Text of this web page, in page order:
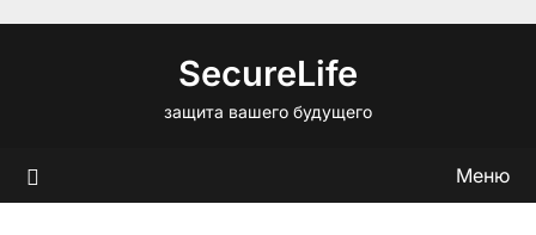
SecureLife
защита вашего будущего
Меню